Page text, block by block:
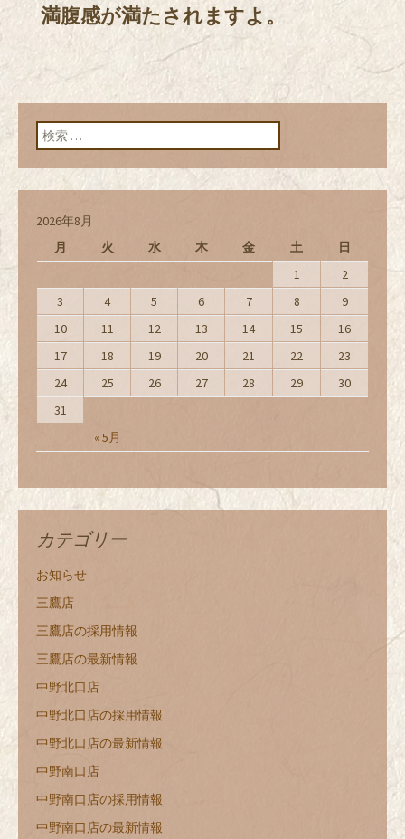
満腹感が満たされますよ。
検索:
2026年8月
月
火 水 木 金 土 日
« 5月
1
2
3
4 5 6 7 8
9
10
11 12 13 14 15
16
17
18 19 20 21 22
23
24
25 26 27 28 29
30
31
カテゴリー
お知らせ
三鷹店
三鷹店の採用情報
三鷹店の最新情報
中野北口店
中野北口店の採用情報
中野北口店の最新情報
中野南口店
中野南口店の採用情報
中野南口店の最新情報